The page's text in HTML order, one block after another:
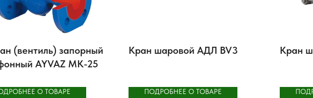
(вентиль) запорный
AYVAZ MK-25
О ТОВАРЕ
Кран шаровой АДЛ BV3
ПОДРОБНЕЕ О ТОВАРЕ
Кран